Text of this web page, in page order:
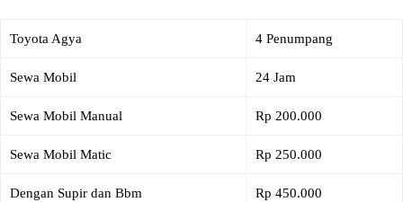
Toyota Agya 4 Penumpang
Sewa Mobil 24 Jam
Sewa Mobil Manual Rp 200.000
Sewa Mobil Matic Rp 250.000
Dengan Supir dan Bbm Rp 450.000